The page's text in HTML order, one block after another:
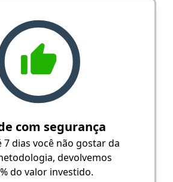
com segurança
7 dias você não gostar da
devolvemos
do valor investido.